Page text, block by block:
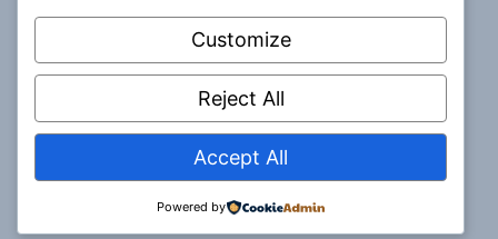
Customize
Reject All
Accept All
Powered by